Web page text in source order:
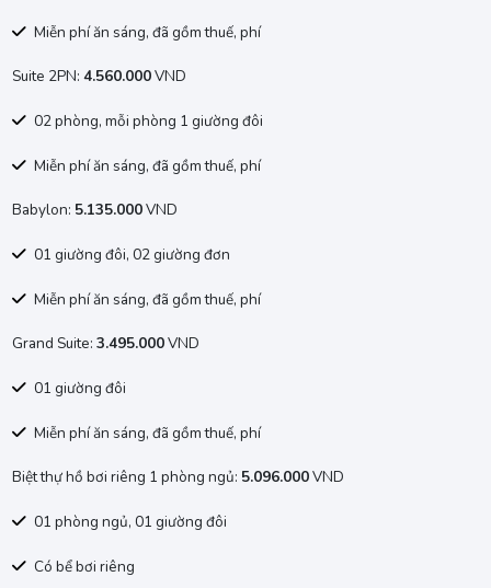
Miễn phí ăn sáng, đã gồm thuế, phí
Suite 2PN: 4.560.000VND
02 phòng, mỗi phòng 1 giường đôi
Miễn phí ăn sáng, đã gồm thuế, phí
Babylon: 5.135.000VND
01 giường đôi, 02 giường đơn
Miễn phí ăn sáng, đã gồm thuế, phí
Grand Suite: 3.495.000VND
01 giường đôi
Miễn phí ăn sáng, đã gồm thuế, phí
Biệt thự hồ bơi riêng 1 phòng ngủ: 5.096.000VND
01 phòng ngủ, 01 giường đôi
Có bể bơi riêng